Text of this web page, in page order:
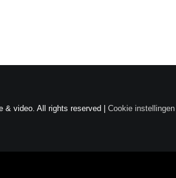
& video. All rights reserved | Cookie instellingen